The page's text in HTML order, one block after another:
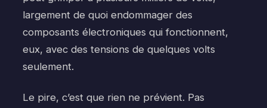
largement de quoi endommager des
composants électroniques qui fonctionnent,
eux, avec des tensions de quelques volts
seulement.
Le pire, c’est que rien ne prévient. Pas